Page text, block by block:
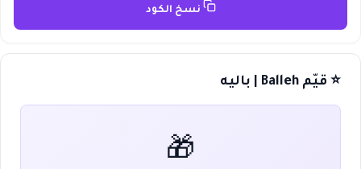
نسخ الكود
⭐ قيّم Balleh | باليه
🎁